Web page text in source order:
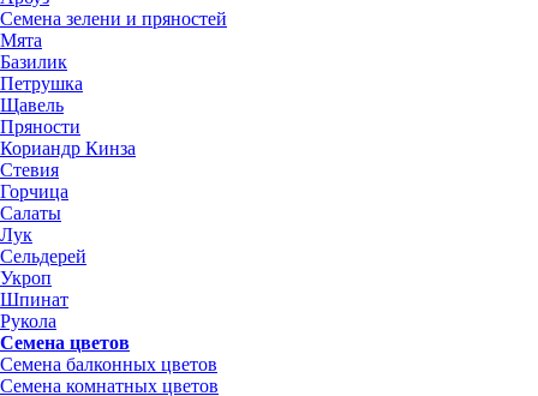
Семена зелени и пряностей
Мята
Базилик
Петрушка
Щавель
Пряности
Кориандр Кинза
Стевия
Горчица
Салаты
Лук
Сельдерей
Укроп
Шпинат
Рукола
Семена цветов
Семена балконных цветов
Семена комнатных цветов